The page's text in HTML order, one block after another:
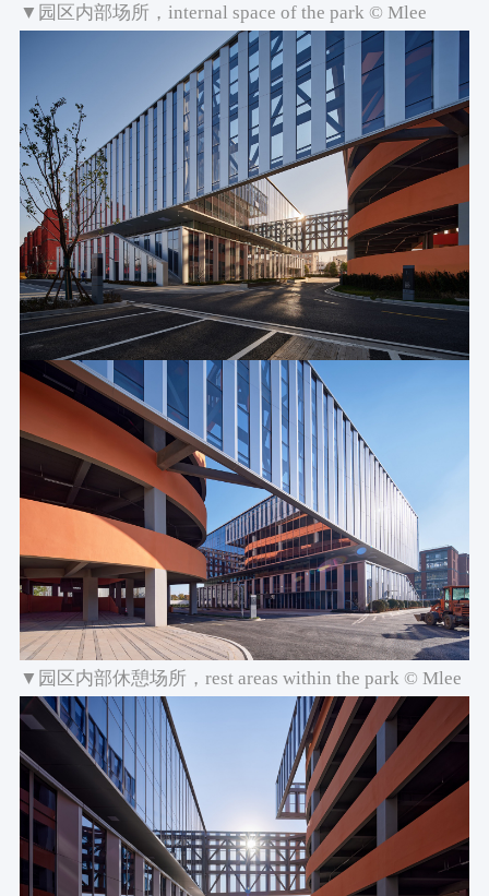
▼园区内部场所，internal space of the park © Mlee
▼园区内部休憩场所，rest areas within the park © Mlee